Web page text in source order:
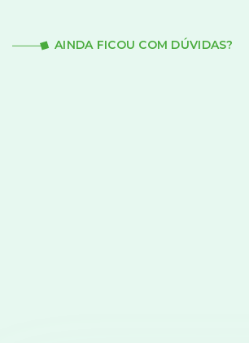
AINDA FICOU COM DÚVIDAS?